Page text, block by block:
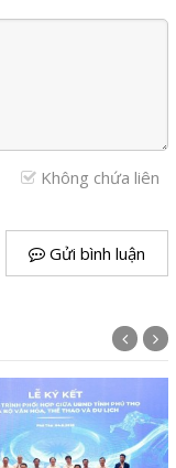
Không chứa liên
Gửi bình luận